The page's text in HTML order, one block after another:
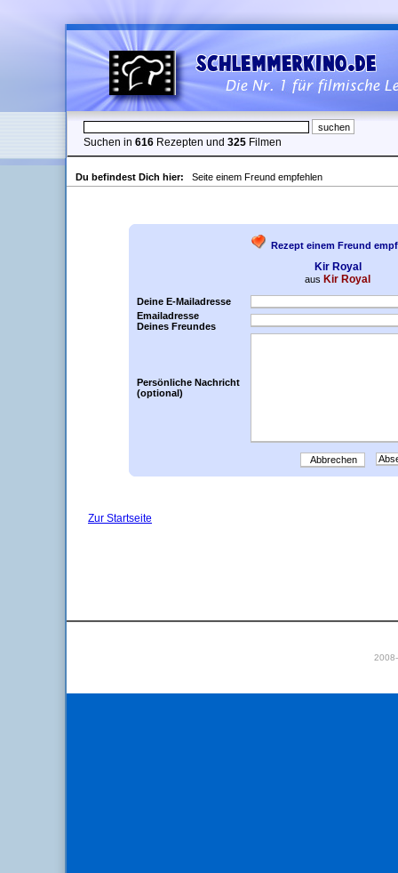
Suchen in 616 Rezepten und 325 Filmen
Du befindest Dich hier: Seite einem Freund empfehlen
Rezept einem Freund
Kir Royal
aus Kir Royal
Deine E-Mailadresse
Emailadresse
Deines Freundes
Persönliche Nachricht
(optional)
Abbrechen
Zur Startseite